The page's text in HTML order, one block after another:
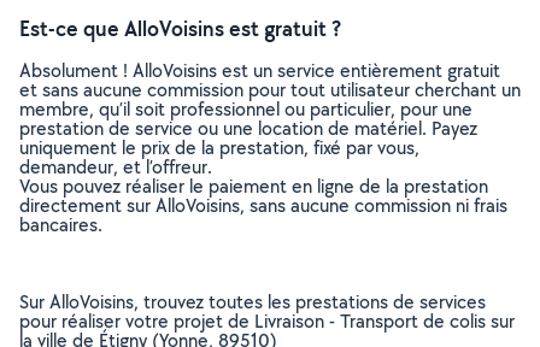
Est-ce que AlloVoisins est gratuit ?
Absolument ! AlloVoisins est un service entièrement gratuit
et sans aucune commission pour tout utilisateur cherchant un
membre, qu’il soit professionnel ou particulier, pour une
prestation de service ou une location de matériel. Payez
uniquement le prix de la prestation, fixé par vous,
demandeur, et l’offreur.
Vous pouvez réaliser le paiement en ligne de la prestation
directement sur AlloVoisins, sans aucune commission ni frais
bancaires.
Sur AlloVoisins, trouvez toutes les prestations de services
pour réaliser votre projet de Livraison - Transport de colis sur
la ville de Étigny (Yonne, 89510)